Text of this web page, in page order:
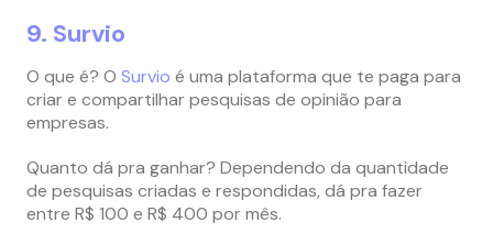
9. Survio
O que é? O Survio é uma plataforma que te paga para
criar e compartilhar pesquisas de opinião para
empresas.
Quanto dá pra ganhar? Dependendo da quantidade
de pesquisas criadas e respondidas, dá pra fazer
entre R$ 100 e R$ 400 por mês.